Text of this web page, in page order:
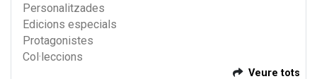
Personalitzades
Edicions especials
Protagonistes
Col·leccions
Veure tots